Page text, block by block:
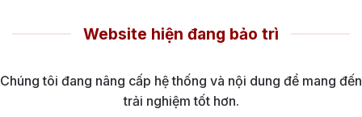
Website hiện đang bảo trì
Chúng tôi đang nâng cấp hệ thống và nội dung để mang đến
trải nghiệm tốt hơn.